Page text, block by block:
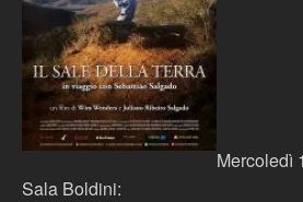
Mercoledì
Sala Boldini: